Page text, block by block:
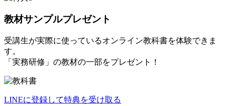
教材サンプルプレゼント
受講生が実際に使っているオンライン教科書を体験できま
す。
「実務研修」の教材の一部をプレゼント！
LINEに登録して特典を受け取る